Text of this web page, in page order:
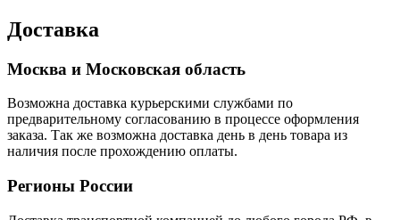
Доставка
Москва и Московская область
Возможна доставка курьерскими службами по
предварительному согласованию в процессе оформления
заказа. Так же возможна доставка день в день товара из
наличия после прохождению оплаты.
Регионы России